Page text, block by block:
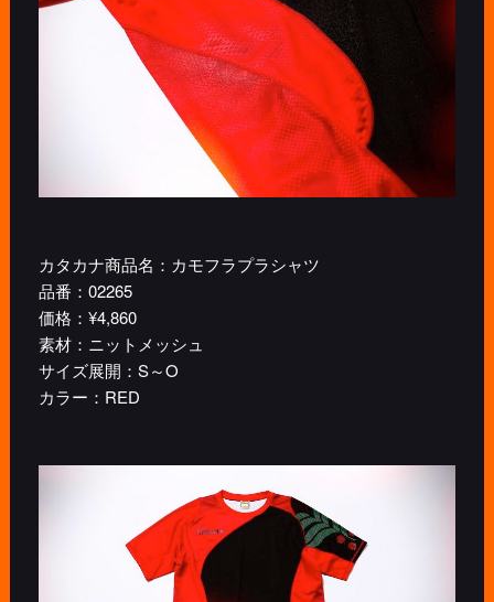
カタカナ商品名：カモフラプラシャツ
品番：02265
価格：¥4,860
素材：ニットメッシュ
サイズ展開：S～O
カラー：RED